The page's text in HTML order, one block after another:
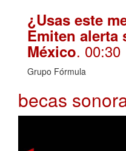
¿Usas este
Emiten alerta
México. 00:30
Grupo Fórmula
becas